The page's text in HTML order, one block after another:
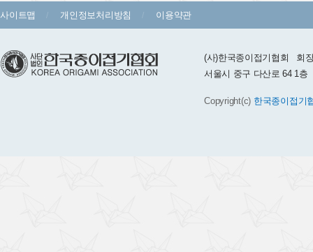
사이트맵 개인정보처리방침 이용약관
(사)한국종이접기협회 회
서울시 중구 다산로 64 1
Copyright(c) 한국종이접기